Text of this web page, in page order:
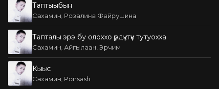
Таптыыбын
Сахамин, Розалина Файрушина
Тапталы эрэ бу олоххо үрдүктүк тутуохха
Сахамин, Айгылаан, Эрчим
Кыыс
Сахамин, Ponsash